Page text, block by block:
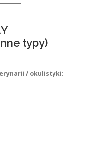
typy)
/ okulistyki: